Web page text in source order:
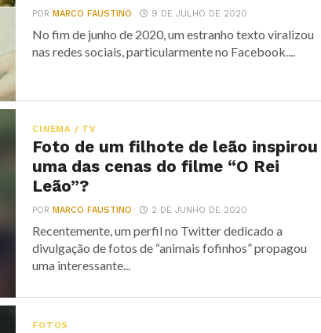
PORMARCO FAUSTINO 9 DE JULHO DE 2020
No fim de junho de 2020, um estranho texto viralizou
nas redes sociais, particularmente no Facebook....
CINEMA / TV
Foto de um filhote de leão inspirou
uma das cenas do filme “O Rei
Leão”?
PORMARCO FAUSTINO 2 DE JUNHO DE 2020
Recentemente, um perfil no Twitter dedicado a
divulgação de fotos de “animais fofinhos” propagou
uma interessante...
FOTOS